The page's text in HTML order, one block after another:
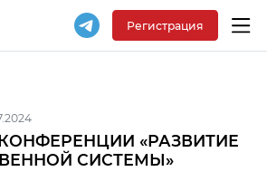
Регистрация
«РАЗВИТИЕ
СИСТЕМЫ»